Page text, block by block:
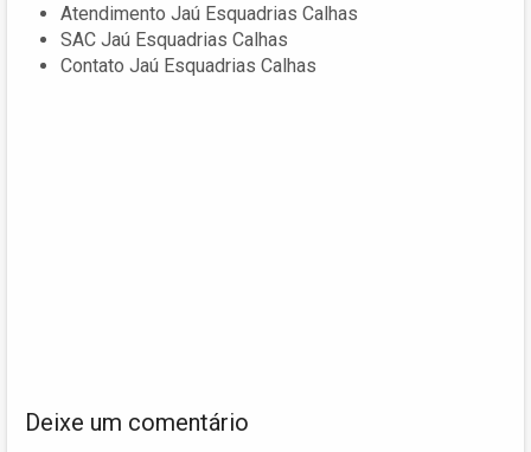
Atendimento Jaú Esquadrias Calhas
SAC Jaú Esquadrias Calhas
Contato Jaú Esquadrias Calhas
Deixe um comentário